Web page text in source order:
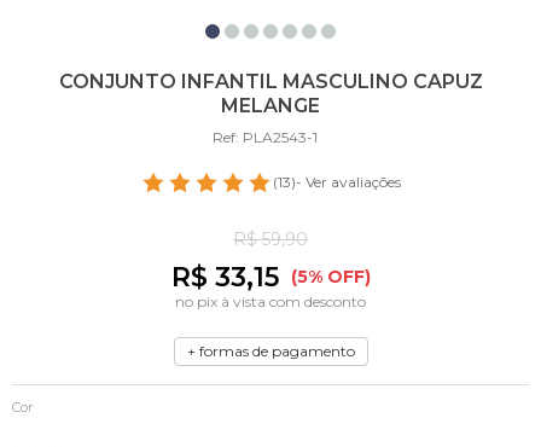
CONJUNTO INFANTIL MASCULINO CAPUZ
MELANGE
Ref: PLA2543-1
(13)- Ver avaliações
R$ 59,90
R$ 33,15 (5% OFF)
no pix à vista com desconto
+ formas de pagamento
Cor